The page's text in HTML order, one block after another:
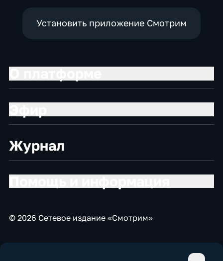
Установить приложение Смотрим
Журнал
© 2026 Сетевое издание «Смотрим»